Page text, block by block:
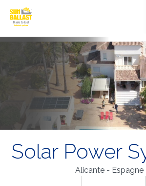
Solar Power
Alicante - Espagne